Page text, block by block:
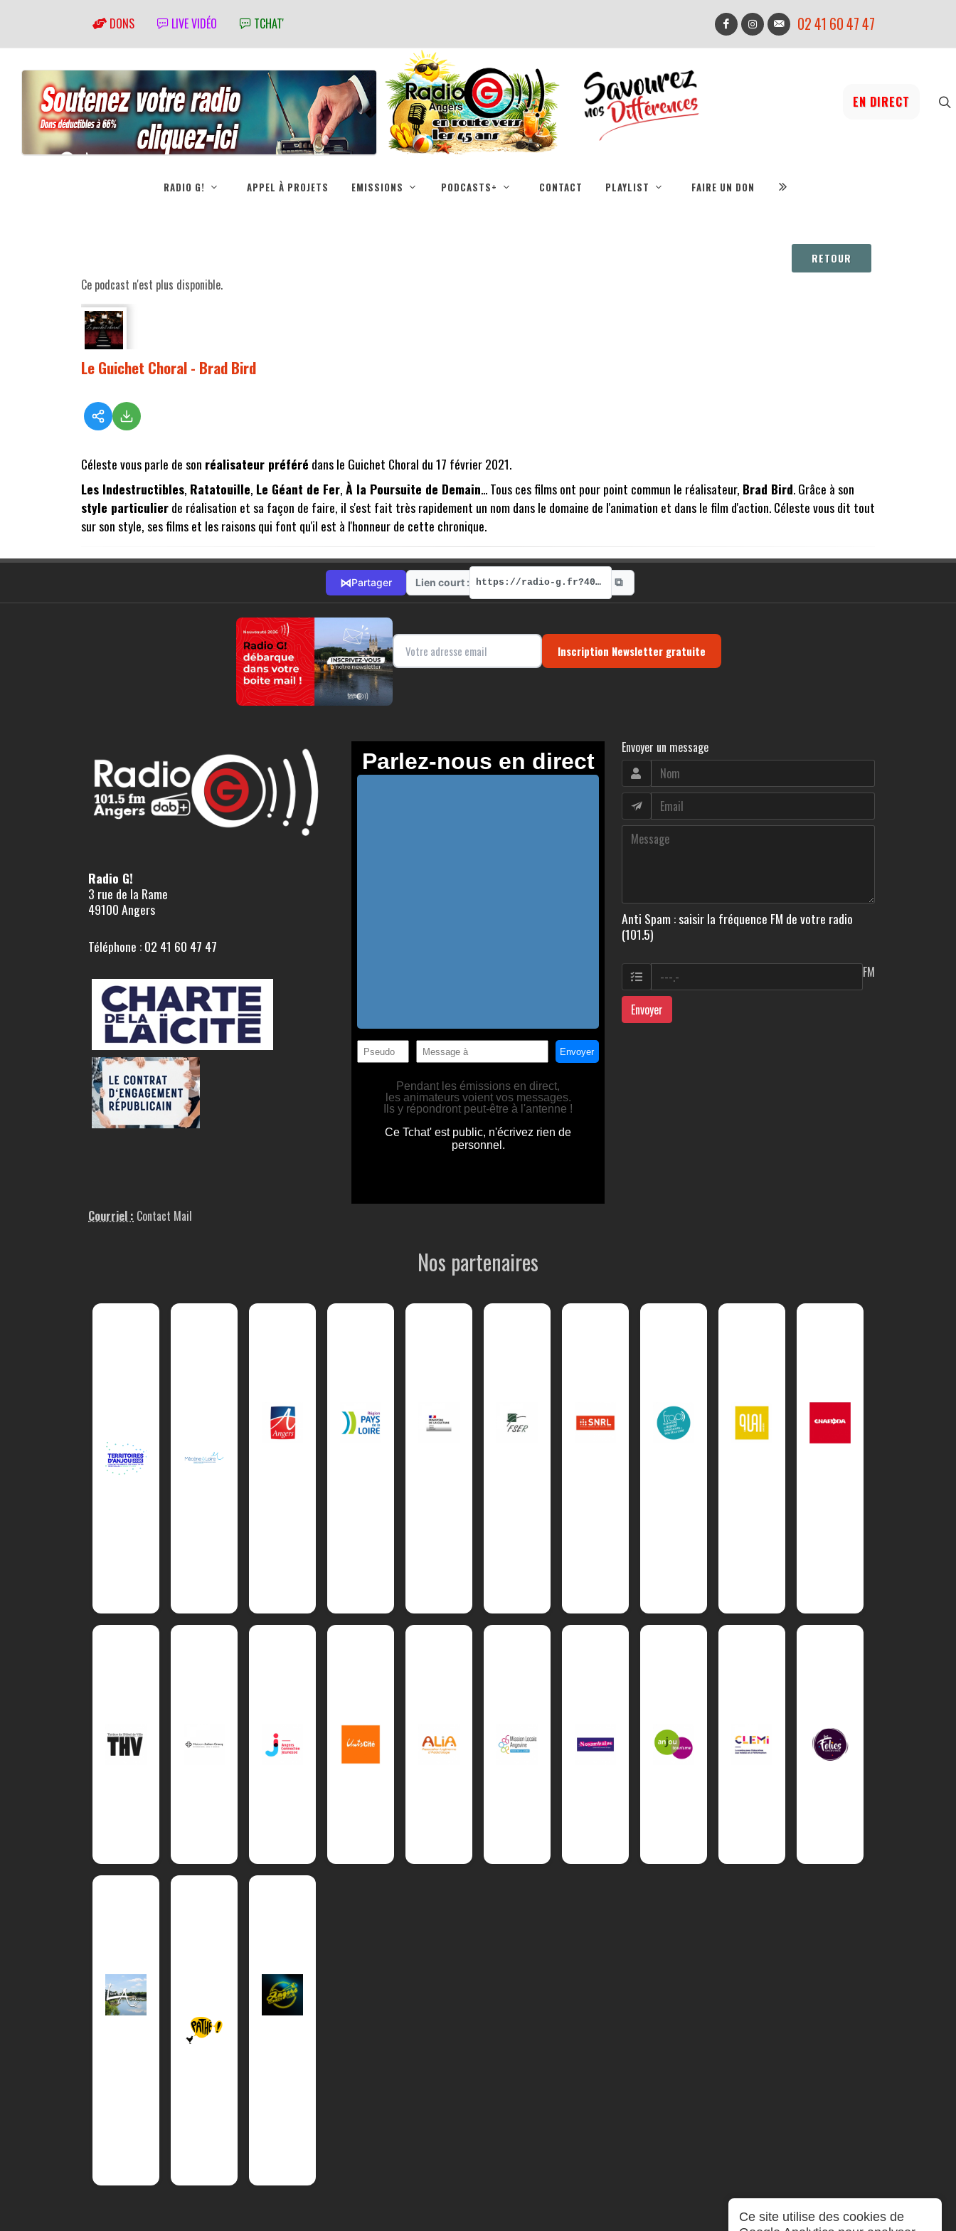
DONS LIVE VIDÉO TCHAT' 02 41 60 47 47
EN DIRECT
RADIO G! APPEL À PROJETS EMISSIONS PODCASTS+ CONTACT PLAYLIST FAIRE UN DON
RETOUR
Ce podcast n'est plus disponible.
Le Guichet Choral - Brad Bird
Céleste vous parle de son réalisateur préféré dans le Guichet Choral du 17 février 2021.
Les Indestructibles, Ratatouille, Le Géant de Fer,À la Poursuite de Demain... Tous ces films ont pour point commun le réalisateur, Brad Bird. Grâce à son
style particulierde réalisation et sa façon de faire, il s'est fait très rapidement un nom dans le domaine de l'animation et dans le film d'action. Céleste vous dit tout
sur son style, ses films et les raisons qui font qu'il est à l'honneur de cette chronique.
⋈Partager Lien court : https://radio-g.fr?4015 ⧉
Inscription Newsletter gratuite
Radio G!
3 rue de la Rame
49100 Angers
Téléphone : 02 41 60 47 47
Courriel : Contact Mail
Envoyer un message
Anti Spam : saisir la fréquence FM de votre radio
(101.5)
FM
Envoyer
Nos partenaires
Ce site utilise des cookies de